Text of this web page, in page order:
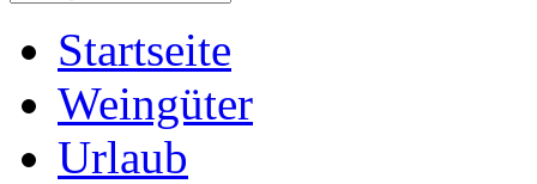
Startseite
Weingüter
Urlaub